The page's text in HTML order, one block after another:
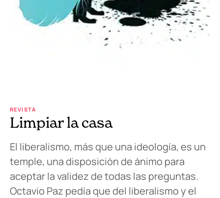
REVISTA
Limpiar la casa
El liberalismo, más que una ideología, es un
temple, una disposición de ánimo para
aceptar la validez de todas las preguntas.
Octavio Paz pedía que del liberalismo y el